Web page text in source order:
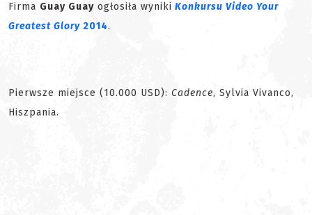
Firma Guay Guay ogłosiła wyniki Konkursu Video Your
Greatest Glory 2014.
Pierwsze miejsce (10.000 USD): Cadence, Sylvia Vivanco,
Hiszpania.